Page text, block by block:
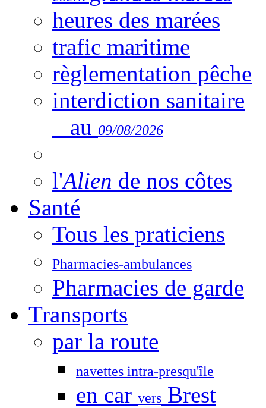
heures des marées
trafic maritime
règlementation pêche
interdiction sanitaire
au 09/08/2026
l'Alien de nos côtes
Santé
Tous les praticiens
Pharmacies-ambulances
Pharmacies de garde
Transports
par la route
navettes intra-presqu'île
en car vers Brest